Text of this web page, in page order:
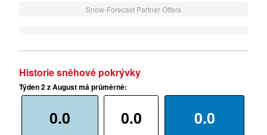
Snow-Forecast Partner Offers
Historie sněhové pokrývky
Týden 2 z August má průměrně:
0.0 0.0 0.0